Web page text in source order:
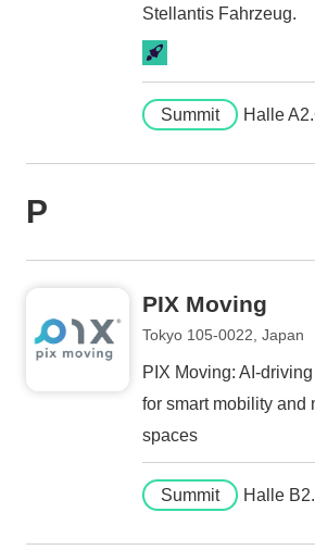
Stellantis Fahrzeug.
Summit Halle
P
PIX Moving
Tokyo 105-0022, Japan
PIX Moving: AI-
for smart mobility and
spaces
Summit Halle